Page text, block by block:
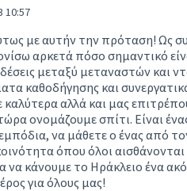
10:57
με αυτήν την πρόταση! Ως
αρκετά πόσο σημαντικό
μεταξύ μεταναστών και
καθοδήγησης και
αλλά και μας
ονομάζουμε σπίτι. Είναι
να μάθετε ο ένας από
όπου όλοι
να κάνουμε το Ηράκλειο ένα
για όλους μας!